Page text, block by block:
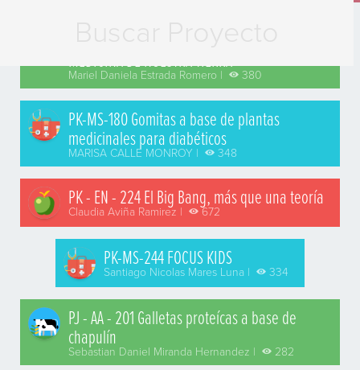
MEDICINA DE NUESTRA TIERRA
Mariel Daniela Estrada Romero | 380
PK-MS-180 Gomitas a base de plantas
medicinales para diabéticos
MARISA CALLE MONROY | 348
PK - EN - 224 El Big Bang, más que una teoría
Claudia Aviña Ramirez | 672
PK-MS-244 FOCUS KIDS
Santiago Nicolas Mares Luna | 334
PJ - AA - 201 Galletas proteícas a base de
chapulín
Sebastian Daniel Miranda Hernandez | 282